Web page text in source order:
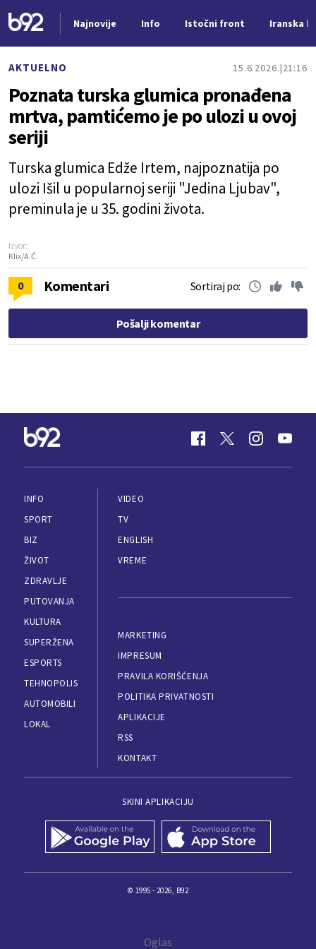
Najnovije Info Istočni front Iranska
AKTUELNO 15.6.2026. 21:16
Poznata turska glumica pronađena
mrtva, pamtićemo je po ulozi u ovoj
seriji
Turska glumica Edže Irtem, najpoznatija po
ulozi Išil u popularnoj seriji "Jedina Ljubav",
preminula je u 35. godini života.
Izvor:
Klix/A.Ć.
0 Komentari Sortiraj po:
Pošalji komentar
INFO
SPORT
BIZ
ŽIVOT
ZDRAVLJE
PUTOVANJA
KULTURA
SUPERŽENA
ESPORTS
TEHNOPOLIS
AUTOMOBILI
LOKAL
VIDEO
TV
ENGLISH
VREME
MARKETING
IMPRESUM
PRAVILA KORIŠĆENJA
POLITIKA PRIVATNOSTI
APLIKACIJE
RSS
KONTAKT
SKINI APLIKACIJU
© 1995 - 2026, B92